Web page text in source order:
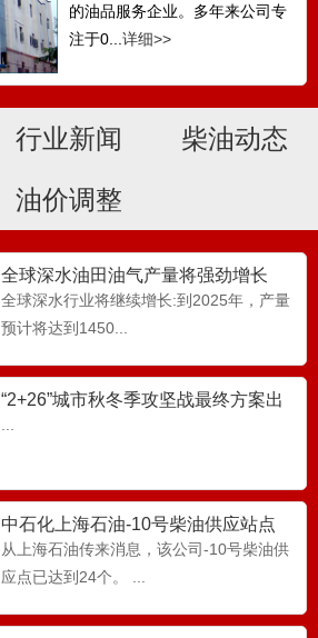
的油品服务企业。多年来公司专
注于0... 详细>>
行业新闻 柴油动态
油价调整
全球深水油田油气产量将强劲增长
全球深水行业将继续增长:到2025年，产量
预计将达到1450...
“2+26”城市秋冬季攻坚战最终方案出
中石化上海石油-10号柴油供应站点
从上海石油传来消息，该公司-10号柴油供
应点已达到24个。 ...
0号柴油_燃烧锅炉_设备应用
油锅炉等企业单位配送0...
0号柴油_ 柴油发电机组应用
上海柴油配送，0号柴油主要应用于柴油发
0号柴油_物流仓储_叉车使用
上海柴油配送-0号柴油主要用于物流仓储
中叉车使用，现在企业等...